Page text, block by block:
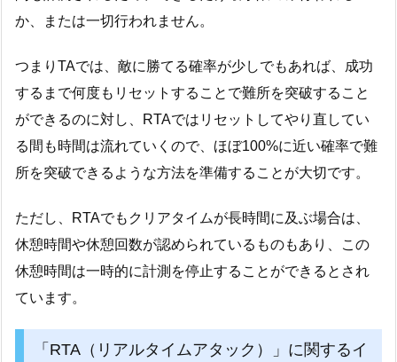
か、または一切行われません。
つまりTAでは、敵に勝てる確率が少しでもあれば、成功
するまで何度もリセットすることで難所を突破すること
ができるのに対し、RTAではリセットしてやり直してい
る間も時間は流れていくので、ほぼ100%に近い確率で難
所を突破できるような方法を準備することが大切です。
ただし、RTAでもクリアタイムが長時間に及ぶ場合は、
休憩時間や休憩回数が認められているものもあり、この
休憩時間は一時的に計測を停止することができるとされ
ています。
「RTA（リアルタイムアタック）」に関するイ